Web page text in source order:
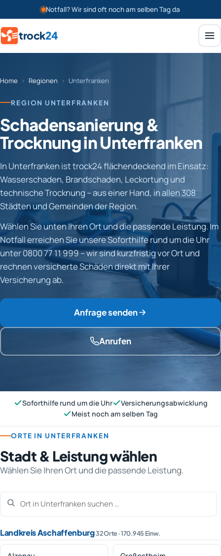
Notfall? Wir sind oft noch am selben Tag da
trock24
Home › Regionen › Unterfranken
REGION UNTERFRANKEN
Schadensanierung &
Trocknung in Unterfranken
In Unterfranken ist trock24 flächendeckend im Einsatz:
Wasserschaden, Brandschaden, Leckortung und
technische Trocknung – aus einer Hand, in allen 308
Städten und Gemeinden der Region.
Wählen Sie unten Ihren Ort und die passende Leistung. Im
Notfall erreichen Sie unsere Soforthilfe rund um die Uhr
unter 0800 77 11 999 – wir sind kurzfristig vor Ort und
rechnen versicherte Schäden direkt mit Ihrer
Versicherung ab.
Anfrage senden
Anrufen
Soforthilfe rund um die Uhr
Versicherungsabwicklung
Meist noch am selben Tag
ORTE IN UNTERFRANKEN
Stadt & Leistung wählen
Wählen Sie Ihren Ort und die passende Leistung.
Landkreis Aschaffenburg32 Orte · 170.945 Einw.